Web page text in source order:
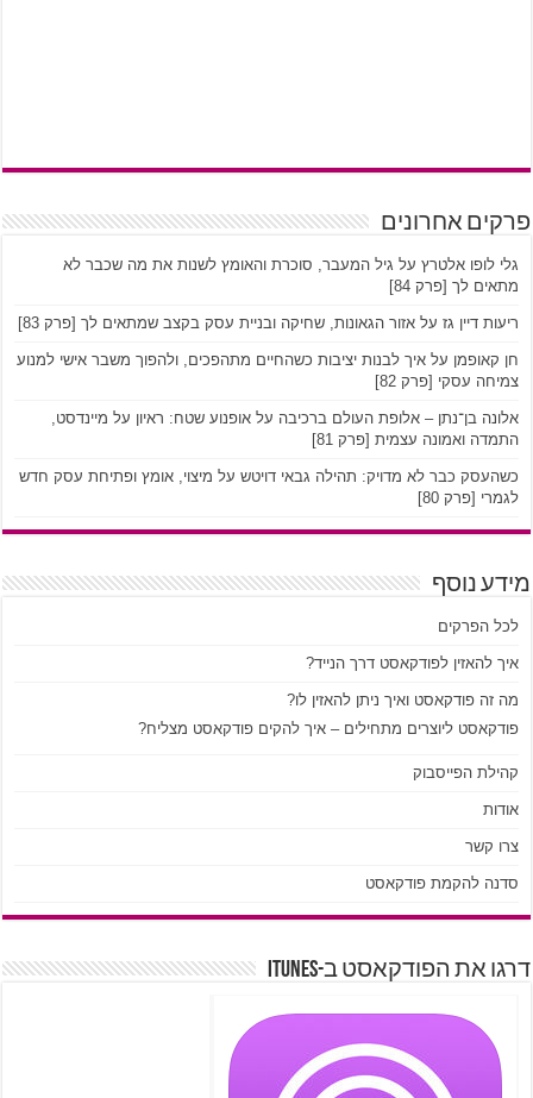
פרקים אחרונים
גלי לופו אלטרץ על גיל המעבר, סוכרת והאומץ לשנות את מה שכבר לא
מתאים לך [פרק 84]
ריעות דיין גז על אזור הגאונות, שחיקה ובניית עסק בקצב שמתאים לך [פרק 83]
חן קאופמן על איך לבנות יציבות כשהחיים מתהפכים, ולהפוך משבר אישי למנוע
צמיחה עסקי [פרק 82]
אלונה בן־נתן – אלופת העולם ברכיבה על אופנוע שטח: ראיון על מיינדסט,
התמדה ואמונה עצמית [פרק 81]
כשהעסק כבר לא מדויק: תהילה גבאי דויטש על מיצוי, אומץ ופתיחת עסק חדש
לגמרי [פרק 80]
מידע נוסף
לכל הפרקים
איך להאזין לפודקאסט דרך הנייד?
מה זה פודקאסט ואיך ניתן להאזין לו?
פודקאסט ליוצרים מתחילים – איך להקים פודקאסט מצליח?
קהילת הפייסבוק
אודות
צרו קשר
סדנה להקמת פודקאסט
דרגו את הפודקאסט ב-iTunes